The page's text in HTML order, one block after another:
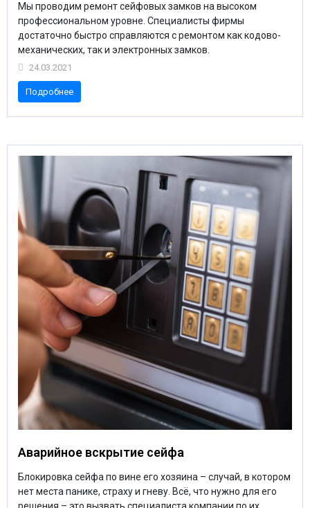
Мы проводим ремонт сейфовых замков на высоком
профессиональном уровне. Специалисты фирмы
достаточно быстро справляются с ремонтом как кодово-
механических, так и электронных замков.
24.03.2021
Подробнее
Аварийное вскрытие сейфа
Блокировка сейфа по вине его хозяина – случай, в котором
нет места панике, страху и гневу. Всё, что нужно для его
решения – это вызвать специалиста компании по их